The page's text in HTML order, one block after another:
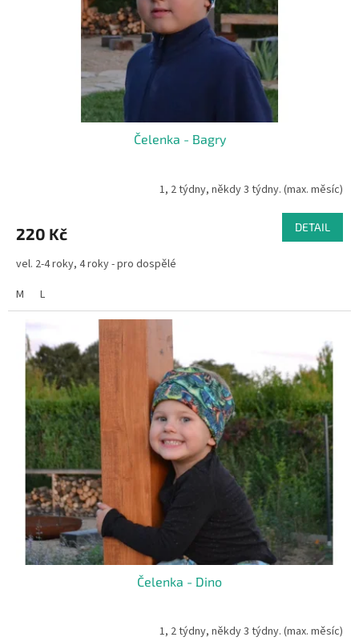
Čelenka - Bagry
1, 2 týdny, někdy 3 týdny. (max. měsíc)
220 Kč DETAIL
vel. 2-4 roky, 4 roky - pro dospělé
M
L
Čelenka - Dino
1, 2 týdny, někdy 3 týdny. (max. měsíc)